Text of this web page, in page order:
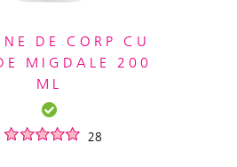
DE CORP CU
MIGDALE 200
ML
28